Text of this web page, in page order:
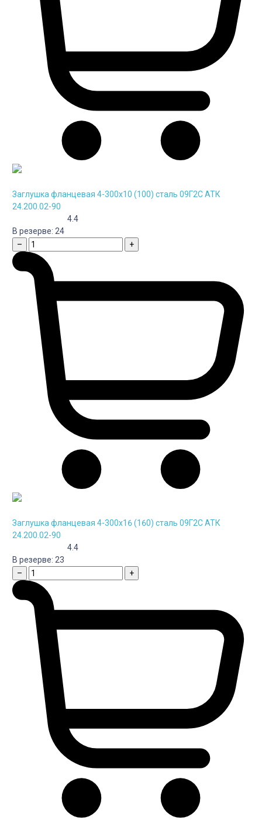
Заглушка фланцевая 4-300х10 (100) сталь 09Г2С АТК
24.200.02-90
4.4
В резерве: 24
–
+
Заглушка фланцевая 4-300х16 (160) сталь 09Г2С АТК
24.200.02-90
4.4
В резерве: 23
–
+